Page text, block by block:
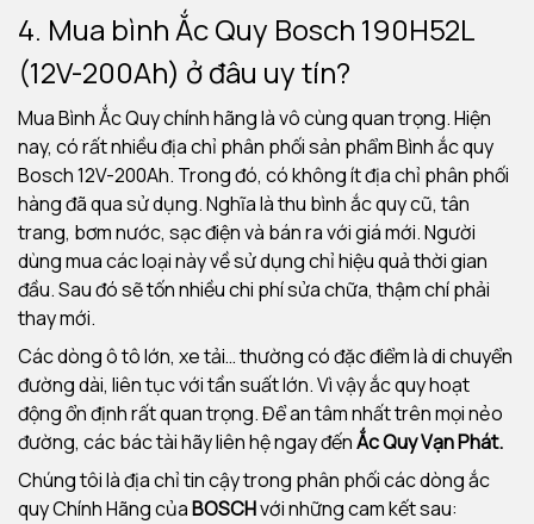
4. Mua bình Ắc Quy Bosch 190H52L
(12V-200Ah) ở đâu uy tín?
Mua Bình Ắc Quy chính hãng là vô cùng quan trọng. Hiện
nay, có rất nhiều địa chỉ phân phối sản phẩm Bình ắc quy
Bosch 12V-200Ah. Trong đó, có không ít địa chỉ phân phối
hàng đã qua sử dụng. Nghĩa là thu bình ắc quy cũ, tân
trang, bơm nước, sạc điện và bán ra với giá mới. Người
dùng mua các loại này về sử dụng chỉ hiệu quả thời gian
đầu. Sau đó sẽ tốn nhiều chi phí sửa chữa, thậm chí phải
thay mới.
Các dòng ô tô lớn, xe tải… thường có đặc điểm là di chuyển
đường dài, liên tục với tần suất lớn. Vì vậy ắc quy hoạt
động ổn định rất quan trọng. Để an tâm nhất trên mọi nẻo
đường, các bác tài hãy liên hệ ngay đếnẮc Quy Vạn Phát.
Chúng tôi là địa chỉ tin cậy trong phân phối các dòng ắc
quy Chính Hãng củaBOSCHvới những cam kết sau: